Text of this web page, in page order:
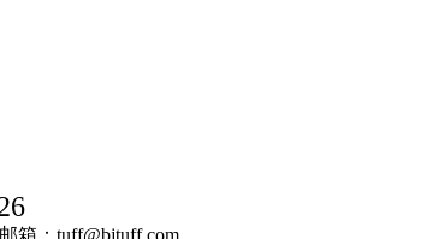
箱：tuff@bjtuff.com